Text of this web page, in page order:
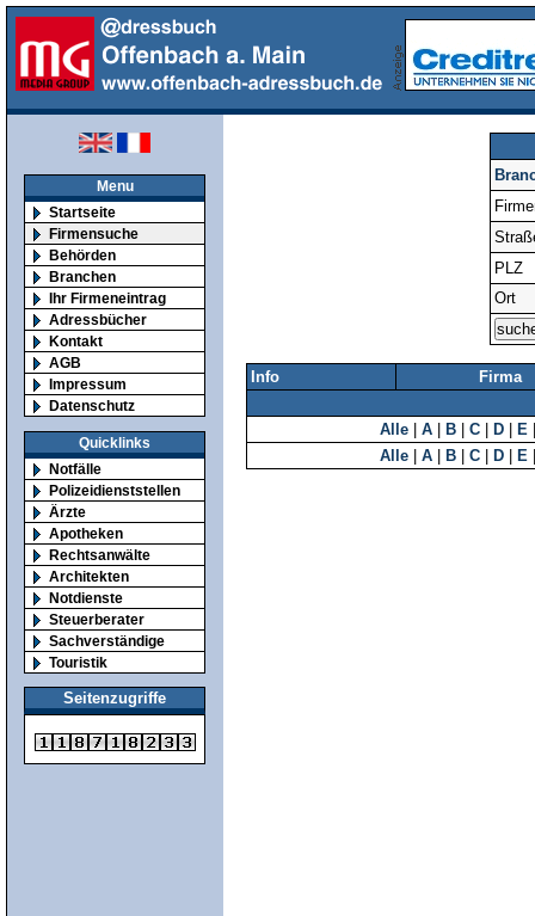
Menu
Startseite
Firmensuche
Behörden
Branchen
Ihr Firmeneintrag
Adressbücher
Kontakt
AGB
Impressum
Datenschutz
Quicklinks
Notfälle
Polizeidienststellen
Ärzte
Apotheken
Rechtsanwälte
Architekten
Notdienste
Steuerberater
Sachverständige
Touristik
Seitenzugriffe
PLZ
Ort
Info Firma
Alle A B C D E
Alle
A B C D E